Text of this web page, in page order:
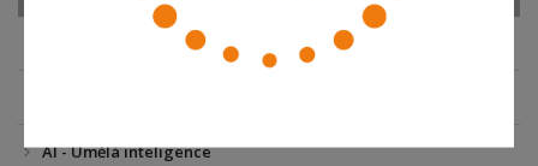
AI - Umělá inteligence